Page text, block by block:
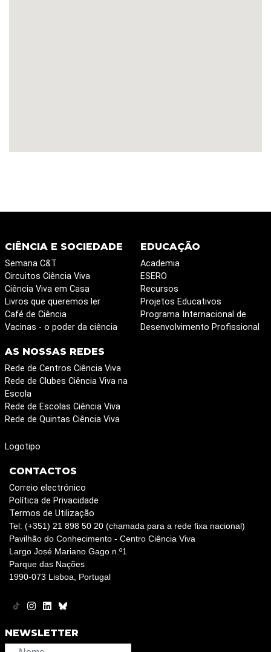
CIÊNCIA E SOCIEDADE
Semana C&T
Circuitos Ciência Viva
Ciência Viva em Casa
Livros que queremos ler
Café de Ciência
Vacinas - o poder da ciência
EDUCAÇÃO
Academia
ESERO
Recursos
Projetos Educativos
Programa Internacional de
Desenvolvimento Profissional
AS NOSSAS REDES
Rede de Centros Ciência Viva
Rede de Clubes Ciência Viva na
Escola
Rede de Escolas Ciência Viva
Rede de Quintas Ciência Viva
Logotipo
CONTACTOS
Correio electrónico
Política de Privacidade
Termos de Utilização
Tel: (+351) 21 898 50 20 (chamada para a rede fixa nacional)
Pavilhão do Conhecimento - Centro Ciência Viva
Largo José Mariano Gago n.º1
Parque das Nações
1990-073 Lisboa, Portugal
NEWSLETTER